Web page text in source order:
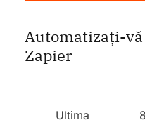
Automatizați-
Zapier
Ultima